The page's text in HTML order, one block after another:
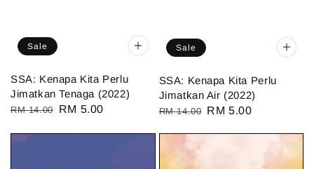
Sale
SSA: Kenapa Kita Perlu
Jimatkan Tenaga (2022)
Regular
RM 14.00
Sale
RM 5.00
Sale
SSA: Kenapa Kita Perlu
Jimatkan Air (2022)
Regular
RM 14.00 Sale
RM 5.00